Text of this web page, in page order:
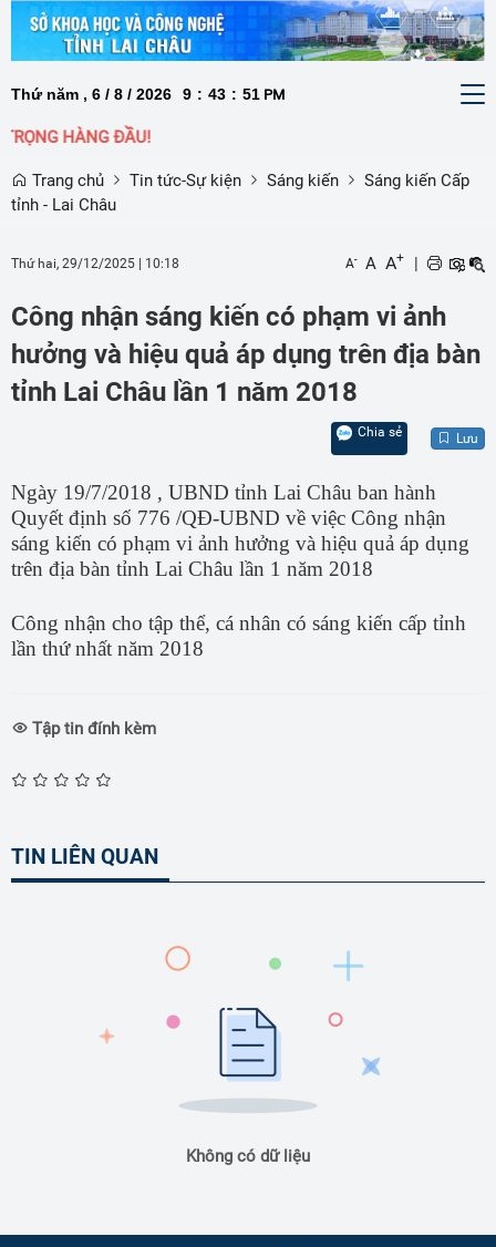
Thứ năm , 6 / 8 / 2026 9 : 43 : 51 PM
HÀNG ĐẦU!
Trang chủ Tin tức-Sự kiện Sáng kiến
Sáng kiến Cấp
tỉnh - Lai Châu
Thứ hai, 29/12/2025 10:18 A- A A+ |
Công nhận sáng kiến có phạm vi ảnh
hưởng và hiệu quả áp dụng trên địa bàn
tỉnh Lai Châu lần 1 năm 2018
Chia sẻ Lưu
Ngày 19/7/2018 , UBND tỉnh Lai Châu ban hành
Quyết định số 776 /QĐ-UBND về việc Công nhận
sáng kiến có phạm vi ảnh hưởng và hiệu quả áp dụng
trên địa bàn tỉnh Lai Châu lần 1 năm 2018
Công nhận cho tập thể, cá nhân có sáng kiến cấp tỉnh
lần thứ nhất năm 2018
Tập tin đính kèm
TIN LIÊN QUAN
Không có dữ liệu